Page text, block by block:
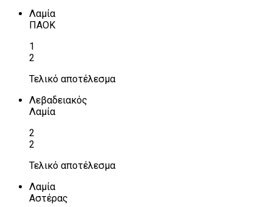
Λαμία
ΠΑΟΚ
1
2
Τελικό αποτέλεσμα
Λεβαδειακός
Λαμία
2
2
Τελικό αποτέλεσμα
Λαμία
Αστέρας